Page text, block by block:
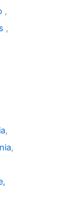
,
,
,
,